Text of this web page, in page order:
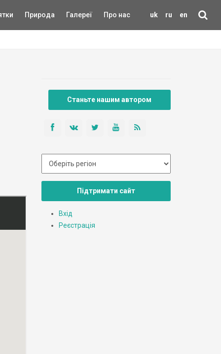
uk ru en
Природа Галереї Про нас
Станьте нашим автором
Підтримати сайт
Вхід
Реєстрація